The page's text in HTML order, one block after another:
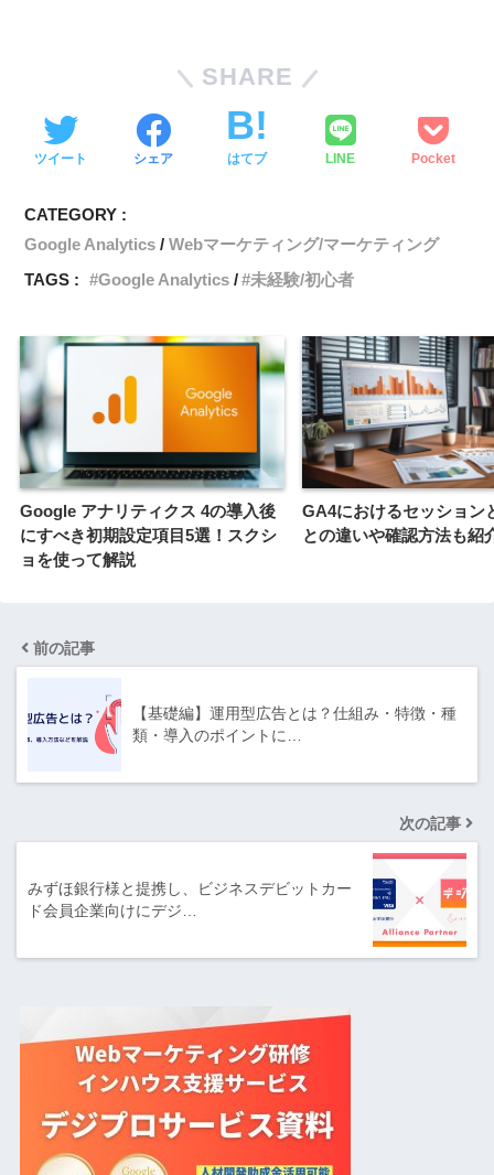
SHARE
ツイート シェア はてブ LINE Pocket
CATEGORY :
Google Analytics
Webマーケティング/マーケティング
TAGS :
Google Analytics 未経験/初心者
Google アナリティクス 4の導入後
にすべき初期設定項目5選！スクシ
ョを使って解説
GA4におけるセッション
との違いや確認方法も紹
前の記事
【基礎編】運用型広告とは？仕組み・特徴・種
類・導入のポイントに…
次の記事
みずほ銀行様と提携し、ビジネスデビットカー
ド会員企業向けにデジ…